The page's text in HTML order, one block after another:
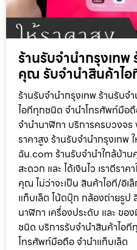
ร้านรับจำนำกรุงเทพ
คุณ รับจำนำสินค้าไ
ร้านรับจำนำกรุงเทพ ร้านรับ
ไอทีทุกชนิด จำนำโทรศัพท์มือถื
จำนำนาฬิกา บริการครบวงจร
ราคาสูง ร้านรับจำนำกรุงเทพ
ฉัน.com ร้านรับจำนำใกล้บ้า
สะดวก และ ได้เงินไว เราตีร
คุณ ไม่ว่าจะเป็น สินค้าไอที/อิ
แท็บเล็ต โน้ตบุ๊ก กล้องถ่ายรูป
นาฬิกา เครื่องประดับ และ ขอ
ชนิด บริการรับจำนำสินค้าไอที
โทรศัพท์มือถือ จำนำแท็บเล็ต